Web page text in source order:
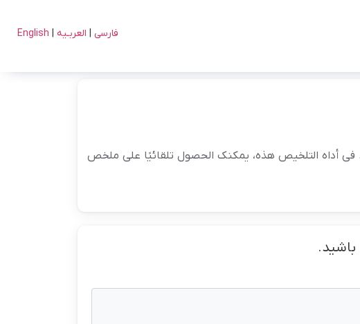
فارسی | العربـیه |
English
أداه التلخیص هذه، یمکنک الحصول تلقائیًا على ملخص
باشید.